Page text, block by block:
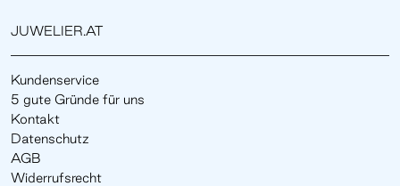
JUWELIER.AT
Kundenservice
5 gute Gründe für uns
Kontakt
Datenschutz
AGB
Widerrufsrecht